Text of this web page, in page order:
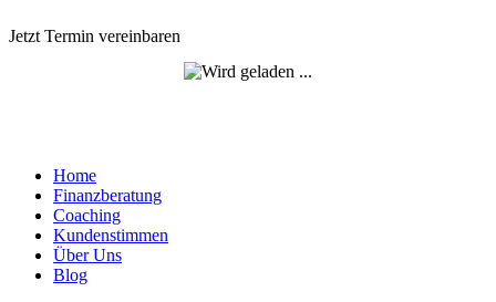
Jetzt Termin vereinbaren
Home
Finanzberatung
Coaching
Kundenstimmen
Über Uns
Blog